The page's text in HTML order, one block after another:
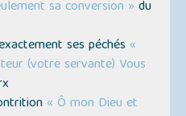
sa conversion » du
ses péchés «
(votre servante) Vous
« Ô mon Dieu et